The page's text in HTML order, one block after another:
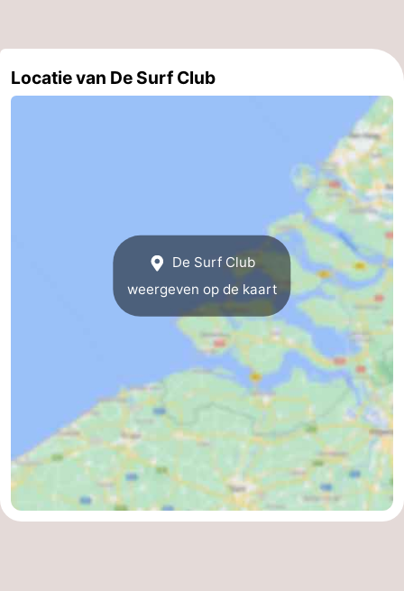
Vlaanderen
-
Locatie van De Surf Club
De Surf Club
weergeven op de kaart